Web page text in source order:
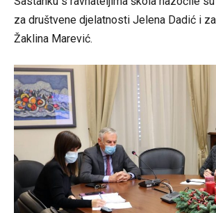
za društvene djelatnosti Jelena Dadić i
Žaklina Marević.